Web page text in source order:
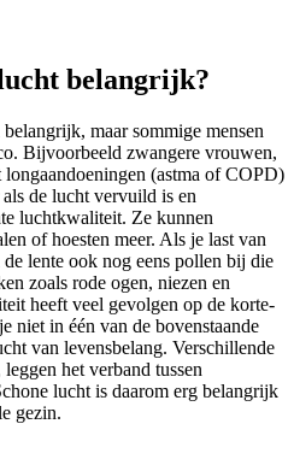
belangrijk?
maar sommige mensen
Bijvoorbeeld zwangere vrouwen,
(astma of COPD)
de lucht vervuild is en
luchtkwaliteit. Ze kunnen
of hoesten meer. Als je last van
lente ook nog eens pollen bij die
zoals rode ogen, niezen en
heeft veel gevolgen op de korte-
niet in één van de bovenstaande
van levensbelang. Verschillende
het verband tussen
lucht is daarom erg belangrijk
gezin.